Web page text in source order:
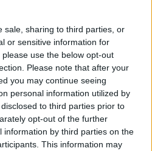
sale, sharing to third parties, or
or sensitive information for
use the below opt-out
Please note that after your
you may continue seeing
personal information utilized by
to third parties prior to
opt-out of the further
information by third parties on the
This information may